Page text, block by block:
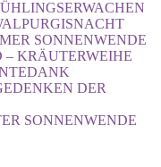
SONNENWENDE
KRÄUTERWEIHE
DER
SONNENWENDE